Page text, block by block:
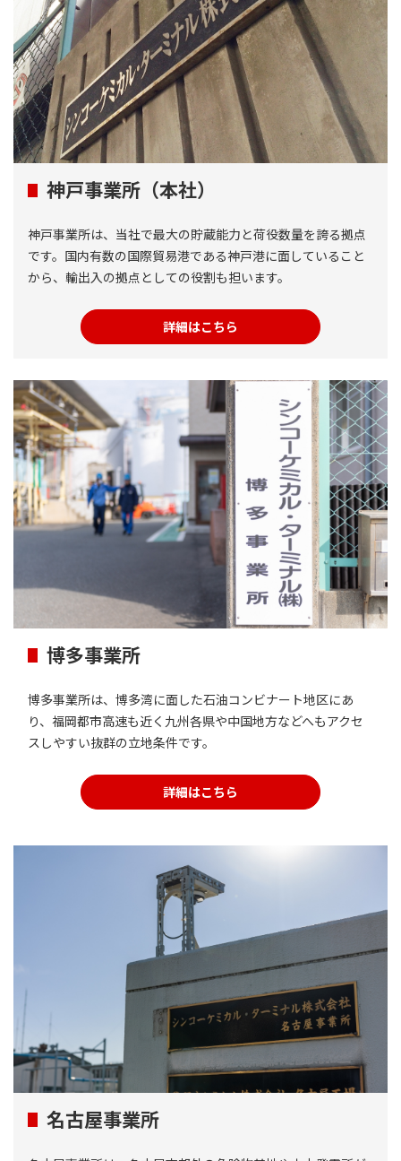
神戸事業所（本社）
神戸事業所は、当社で最大の貯蔵能力と荷役数量を誇る拠点
です。国内有数の国際貿易港である神戸港に面していること
から、輸出入の拠点としての役割も担います。
詳細はこちら
博多事業所
博多事業所は、博多湾に面した石油コンビナート地区にあ
り、福岡都市高速も近く九州各県や中国地方などへもアクセ
スしやすい抜群の立地条件です。
詳細はこちら
名古屋事業所